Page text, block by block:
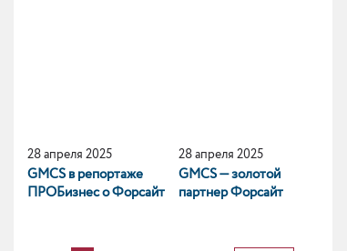
28 апреля 2025
GMCS в репортаже
ПРОБизнес о Форсайт
28 апреля 2025
GMCS — золотой
партнер Форсайт